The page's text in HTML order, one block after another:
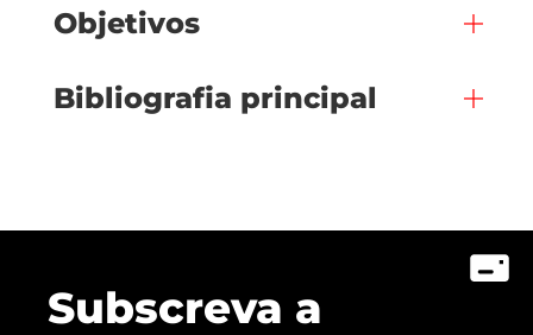
Objetivos
Bibliografia principal
Subscreva a